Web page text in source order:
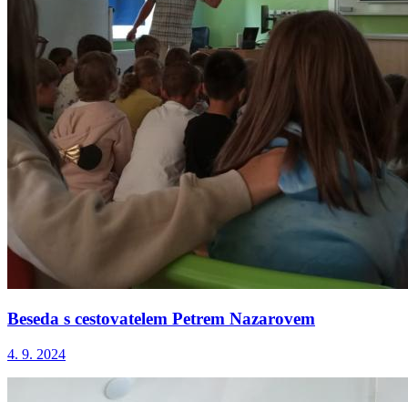
Beseda s cestovatelem Petrem Nazarovem
4. 9. 2024